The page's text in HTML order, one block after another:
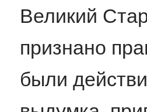
Великий
признано
были